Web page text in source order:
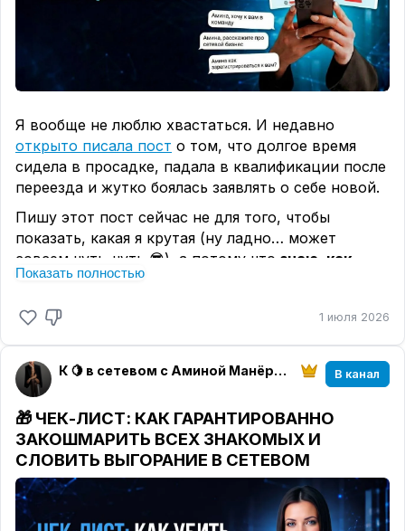
Я вообще не люблю хвастаться. И недавно
открыто писала пост о том, что долгое время
сидела в просадке, падала в квалификации после
переезда и жутко боялась заявлять о себе новой.
Пишу этот пост сейчас не для того, чтобы
показать, какая я крутая (ну ладно… может
совсем чуть-чуть 😎), а потому что знаю, как
многие из вас ежедневно обесценивают свой
Проблема в том, что все мы в сетевом часто
живём на полуавтомате. Бежим за баллами,
закрываем периоды, и в этой суете кажется:
прошёл год, а в жизни ничего не изменилось, я
топчусь на месте.
Я тоже так думала. Пока не посмотрела на факты
и не оглянулась назад.
Как мне удалось вырасти, пересобрать бизнес
после обнуления магазина стоимостью в
Показать полностью
1 июля 2026
К 🍋 в сетевом с Аминой Манёровой В канал
🎁 ЧЕК-ЛИСТ: КАК ГАРАНТИРОВАННО
ЗАКОШМАРИТЬ ВСЕХ ЗНАКОМЫХ И
СЛОВИТЬ ВЫГОРАНИЕ В СЕТЕВОМ